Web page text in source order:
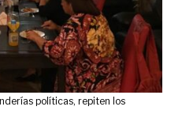
políticas, repiten los